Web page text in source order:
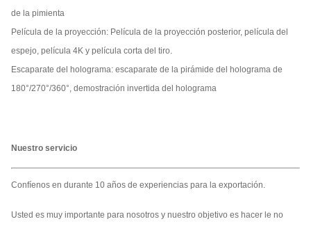
de la pimienta
Película de la proyección: Película de la proyección posterior, película del
espejo, película 4K y película corta del tiro.
Escaparate del holograma: escaparate de la pirámide del holograma de
180°/270°/360°, demostración invertida del holograma
Nuestro servicio
Confíenos en durante 10 años de experiencias para la exportación.
Usted es muy importante para nosotros y nuestro objetivo es hacer le no